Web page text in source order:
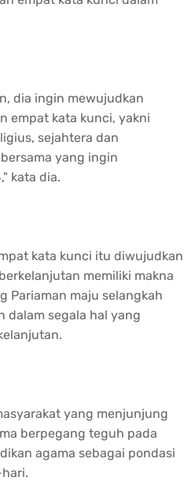
dia ingin mewujudkan
empat kata kunci, yakni
sejahtera dan
yang ingin
kata dia.
kata kunci itu diwujudkan
memiliki makna
Pariaman maju selangkah
dalam segala hal yang
yang menjunjung
berpegang teguh pada
agama sebagai pondasi